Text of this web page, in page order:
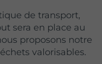
de transport,
sera en place au
proposons notre
valorisables.